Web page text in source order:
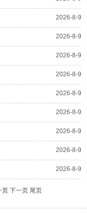
2026-8-9
2026-8-9
2026-8-9
2026-8-9
2026-8-9
2026-8-9
2026-8-9
2026-8-9
2026-8-9
页 下一页 尾页